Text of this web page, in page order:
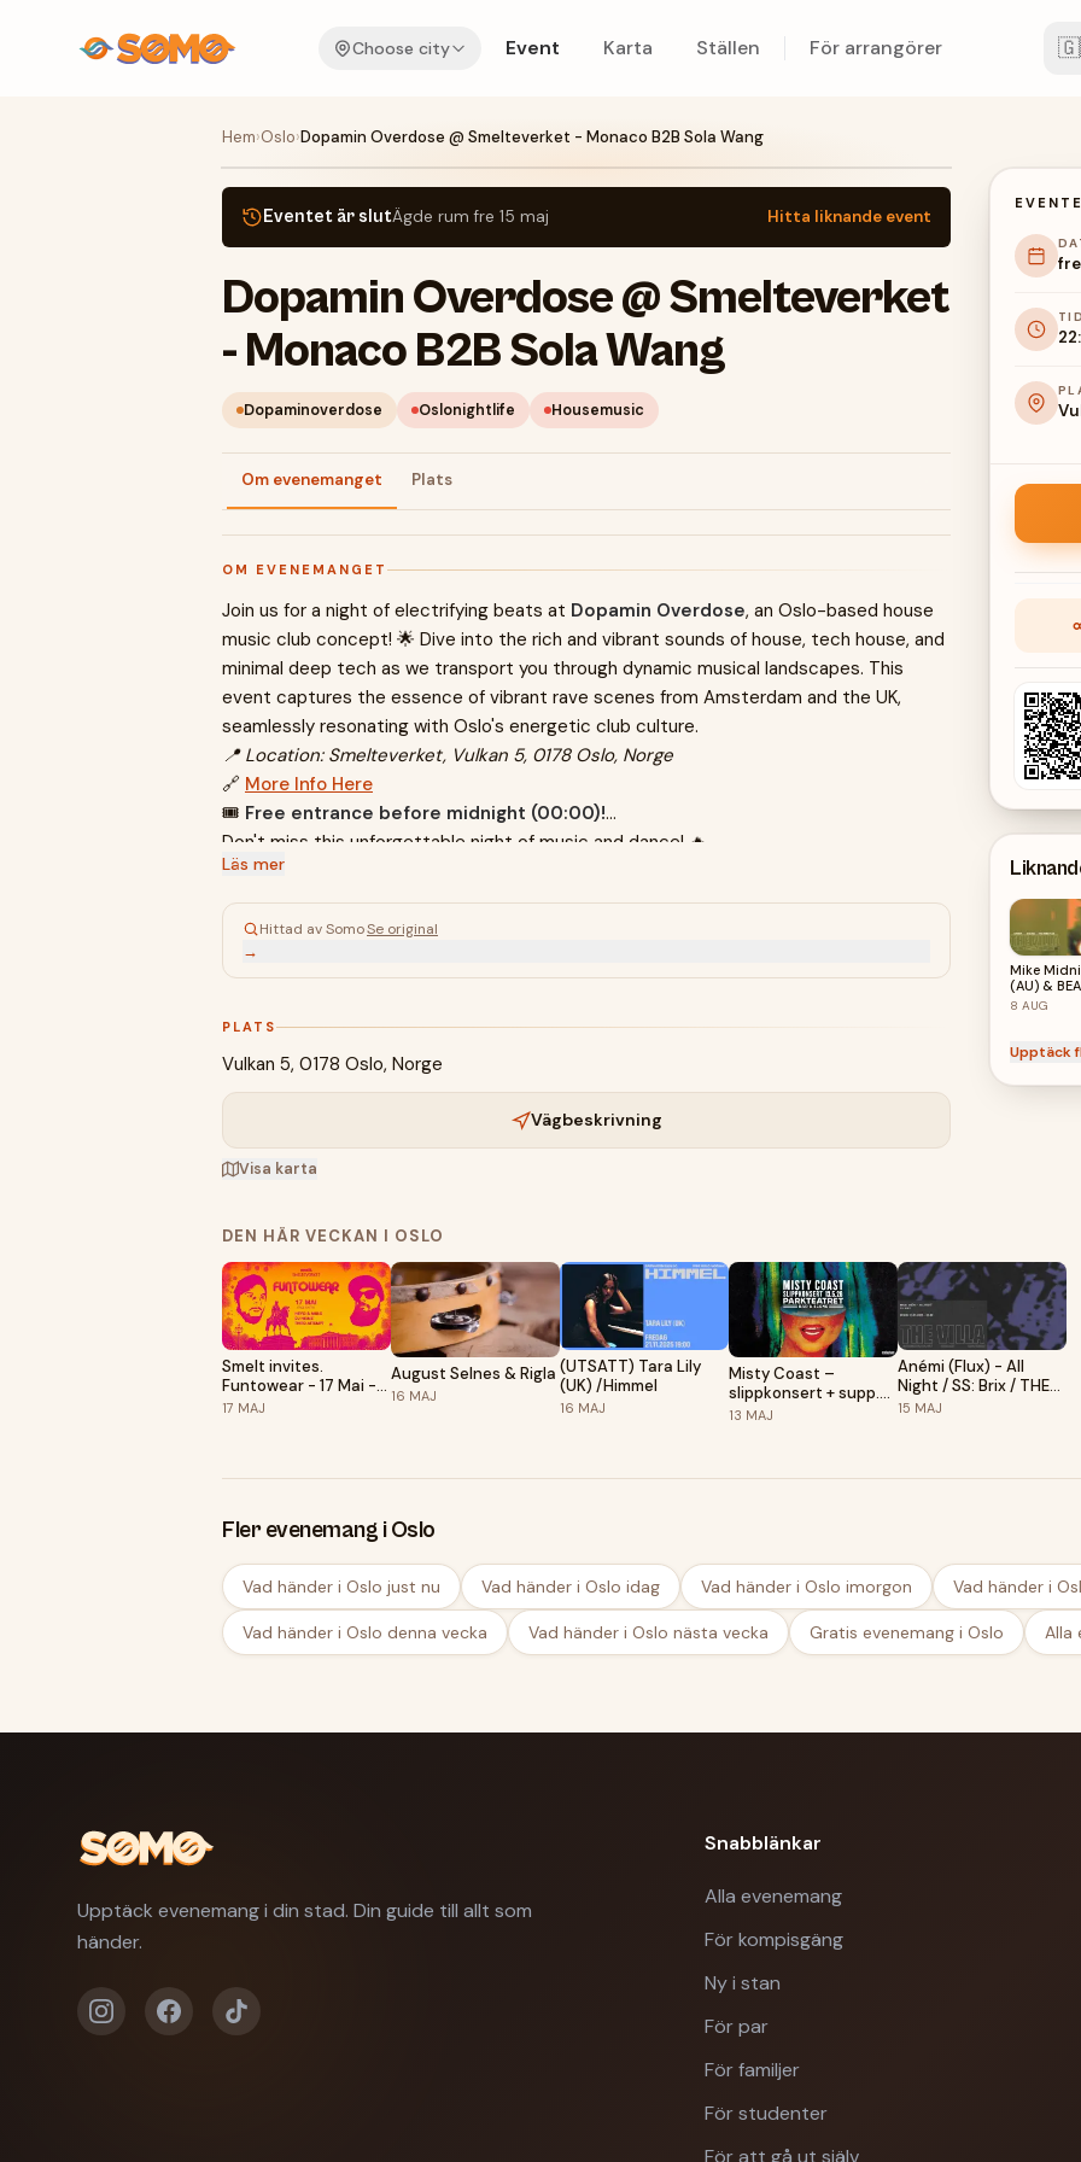
Choose city Event Karta Ställen För arrangörer
Hem›Oslo›Dopamin Overdose @ Smelteverket - Monaco B2B Sola Wang
Eventet är slutÄgde rum fre 15 maj Hitta liknande event
Dopamin Overdose @ Smelteverket
- Monaco B2B Sola Wang
Dopaminoverdose Oslonightlife Housemusic
Om evenemanget Plats
OM EVENEMANGET
Join us for a night of electrifying beats at Dopamin Overdose, an Oslo-based house
music club concept! 🌟 Dive into the rich and vibrant sounds of house, tech house, and
minimal deep tech as we transport you through dynamic musical landscapes. This
event captures the essence of vibrant rave scenes from Amsterdam and the UK,
seamlessly resonating with Oslo's energetic club culture.
📍 Location: Smelteverket, Vulkan 5, 0178 Oslo, Norge
🔗 More Info Here
🎟 Free entrance before midnight (00:00)!
Don't miss this unforgettable night of music and dance! 🔥
Läs mer
Hittad av SomoSe original
→
PLATS
Vulkan 5, 0178 Oslo, Norge
Vägbeskrivning
Visa karta
fre
TID
Mike
(AU) &
(NL)
8 AUG
Upptäck
DEN HÄR VECKAN I OSLO
Smelt invites.
Funtowear - 17 Mai -
FREE ENTRY!
17 MAJ
August Selnes & Rigla
16 MAJ
(UTSATT) Tara Lily
(UK) /Himmel
16 MAJ
Misty Coast –
slippkonsert + supp.
Ayka | Parkteatret
13 MAJ
Anémi (Flux) - All
Night / SS: Brix / THE
VILLA
15 MAJ
Fler evenemang i Oslo
Vad händer i Oslo just nu Vad händer i Oslo idag Vad händer i Oslo imorgon Vad händer i
Vad händer i Oslo denna vecka Vad händer i Oslo nästa vecka Gratis evenemang i Oslo Alla
Upptäck evenemang i din stad. Din guide till allt som
händer.
Snabblänkar
Alla evenemang
För kompisgäng
Ny i stan
För par
För familjer
För studenter
För att gå ut själv